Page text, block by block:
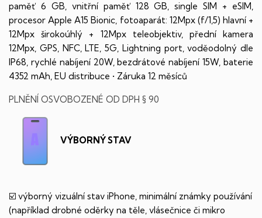
paměť 6 GB, vnitřní paměť 128 GB, single SIM + eSIM,
procesor Apple A15 Bionic, fotoaparát: 12Mpx (f/1,5) hlavní +
12Mpx širokoúhlý + 12Mpx teleobjektiv, přední kamera
12Mpx, GPS, NFC, LTE, 5G, Lightning port, voděodolný dle
IP68, rychlé nabíjení 20W, bezdrátové nabíjení 15W, baterie
4352 mAh, EU distribuce • Záruka 12 měsíců
PLNĚNÍ OSVOBOZENÉ OD DPH § 90
VÝBORNÝ STAV
☑️ výborný vizuální stav iPhone, minimální známky používání
(například drobné oděrky na těle, vlásečnice či mikro